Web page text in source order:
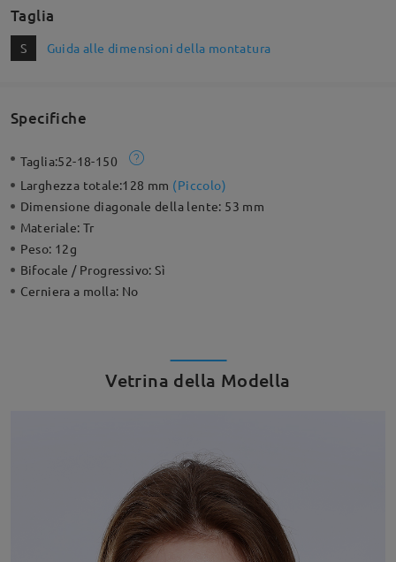
Taglia
S Guida alle dimensioni della montatura
Specifiche
Taglia:52-18-150
Larghezza totale:128 mm (Piccolo)
Dimensione diagonale della lente: 53 mm
Materiale:Tr
Peso: 12g
Bifocale / Progressivo:Sì
Cerniera a molla: No
Vetrina della Modella